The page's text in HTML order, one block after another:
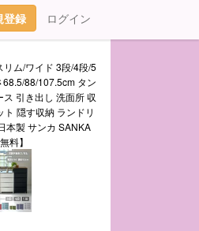
登録 ログイン
ム/ワイド 3段/4段/5
88/107.5cm タン
引き出し 洗面所 収
隠す収納 ランドリ
本製 サンカ SANKA
料】